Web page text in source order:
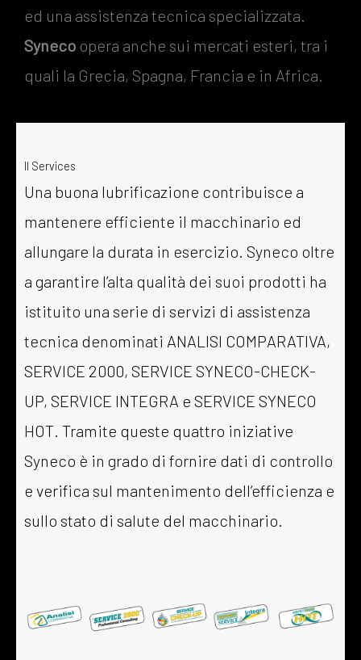
ed una assistenza tecnica specializzata.
Syneco opera anche sui mercati esteri, tra i
quali la Grecia, Spagna, Francia e in Africa.
Il Services
Una buona lubrificazione contribuisce a
mantenere efficiente il macchinario ed
allungare la durata in esercizio. Syneco oltre
a garantire l’alta qualità dei suoi prodotti ha
istituito una serie di servizi di assistenza
tecnica denominati ANALISI COMPARATIVA,
SERVICE 2000, SERVICE SYNECO-CHECK-
UP, SERVICE INTEGRA e SERVICE SYNECO
HOT. Tramite queste quattro iniziative
Syneco è in grado di fornire dati di controllo
e verifica sul mantenimento dell’efficienza e
sullo stato di salute del macchinario.